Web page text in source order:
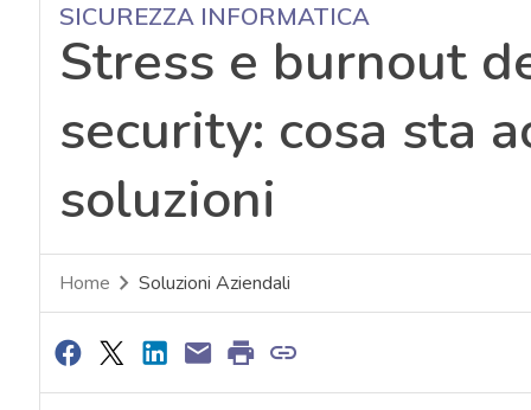
SICUREZZA INFORMATICA
Stress e burnout
security: cosa sta
soluzioni
Home Soluzioni Aziendali